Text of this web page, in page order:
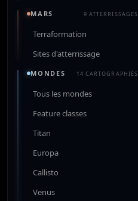
MARS 9 ATTERRISSAGES
Terraformation
Sites d'atterrissage
MONDES 14 CARTOGRAPHIÉS
Tous les mondes
Feature classes
Titan
Europa
Callisto
Venus